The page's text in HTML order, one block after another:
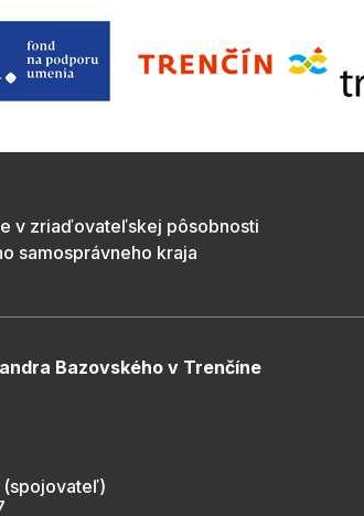
v zriaďovateľskej pôsobnosti
samosprávneho kraja
Bazovského v Trenčíne